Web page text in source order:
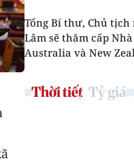
Tổng Bí thư, Chủ tịch
Lâm sẽ thăm cấp
Australia và New
Thời tiết Tỷ giá